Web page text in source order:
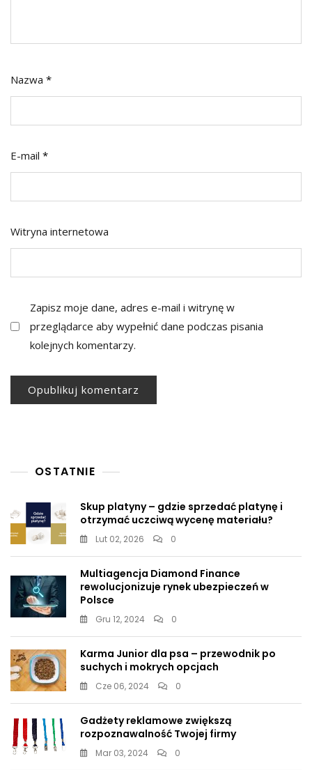
Nazwa *
E-mail *
Witryna internetowa
Zapisz moje dane, adres e-mail i witrynę w
przeglądarce aby wypełnić dane podczas pisania
kolejnych komentarzy.
OSTATNIE
Skup platyny – gdzie sprzedać platynę i
otrzymać uczciwą wycenę materiału?
Lut 02, 2026 0
Multiagencja Diamond Finance
rewolucjonizuje rynek ubezpieczeń w
Polsce
Gru 12, 2024 0
Karma Junior dla psa – przewodnik po
suchych i mokrych opcjach
Cze 06, 2024 0
Gadżety reklamowe zwiększą
rozpoznawalność Twojej firmy
Mar 03, 2024 0